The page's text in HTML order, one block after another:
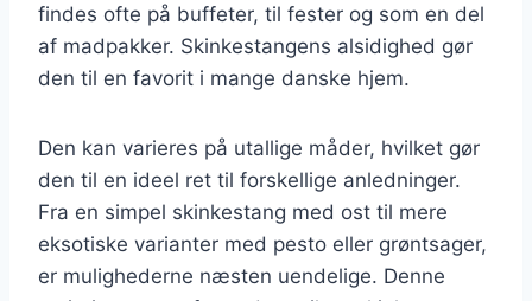
findes ofte på buffeter, til fester og som en del
af madpakker. Skinkestangens alsidighed gør
den til en favorit i mange danske hjem.
Den kan varieres på utallige måder, hvilket gør
den til en ideel ret til forskellige anledninger.
Fra en simpel skinkestang med ost til mere
eksotiske varianter med pesto eller grøntsager,
er mulighederne næsten uendelige. Denne